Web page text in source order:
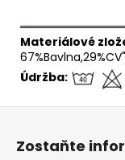
Materiálové
Údržba:
Zostaňte